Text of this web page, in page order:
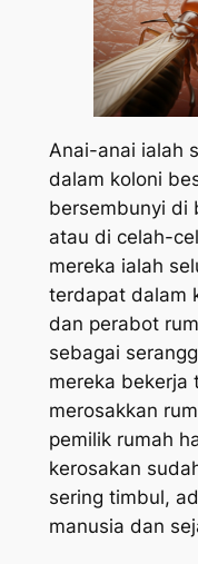
Anai-anai ialah
dalam koloni
bersembunyi di
atau di celah-
mereka ialah
terdapat dalam
dan perabot
sebagai
mereka bekerja
merosakkan
pemilik rumah
kerosakan
sering timbul,
manusia dan